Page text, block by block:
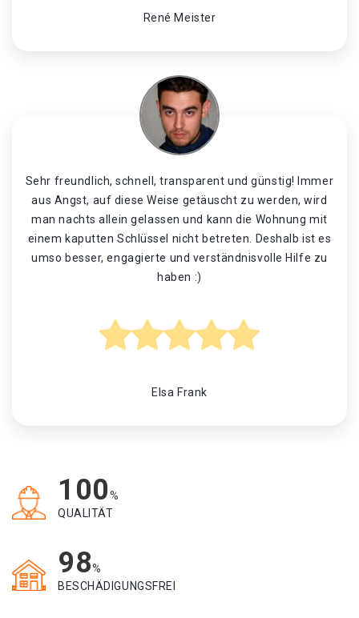
René Meister
Sehr freundlich, schnell, transparent und günstig! Immer
aus Angst, auf diese Weise getäuscht zu werden, wird
man nachts allein gelassen und kann die Wohnung mit
einem kaputten Schlüssel nicht betreten. Deshalb ist es
umso besser, engagierte und verständnisvolle Hilfe zu
haben :)
Elsa Frank
100%
QUALITÄT
98%
BESCHÄDIGUNGSFREI